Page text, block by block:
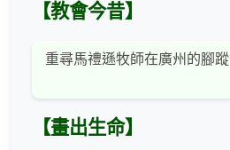
【教會今昔】
重尋馬禮遜牧師在廣州的腳蹤
【畫出生命】